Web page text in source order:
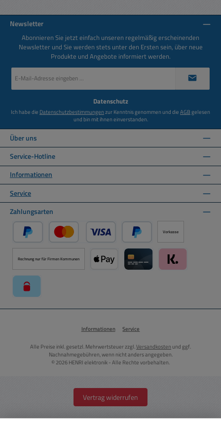
Newsletter
Abonnieren Sie jetzt einfach unseren regelmäßig erscheinenden
Newsletter und Sie werden stets unter den Ersten sein, über neue
Produkte und Angebote informiert werden.
Mail-
Datenschutz
Ich habe die Datenschutzbestimmungenzur Kenntnis genommen und dieAGBgelesen
und bin mit ihnen einverstanden.
Über uns
Service-Hotline
Informationen
Service
Zahlungsarten
PayPal Kredit- oder Debitkarte über PayPal
Später Bezahlen über PayPal
Vorkasse
Rechnung nur für Firmen Kommunen
Informationen Service
Alle Preise inkl. gesetzl. Mehrwertsteuer zzgl.Versandkosten und ggf.
Nachnahmegebühren, wenn nicht anders angegeben.
© 2026 HENRI elektronik - Alle Rechte vorbehalten.
Vertrag widerrufen